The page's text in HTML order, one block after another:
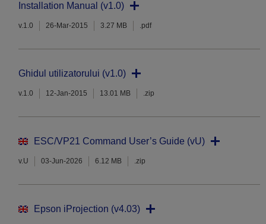
Installation Manual (v1.0)
v.1.0 26-Mar-2015 3.27 MB .pdf
Ghidul utilizatorului (v1.0)
v.1.0 12-Jan-2015 13.01 MB .zip
ESC/VP21 Command User’s Guide (vU)
v.U 03-Jun-2026 6.12 MB .zip
Epson iProjection (v4.03)